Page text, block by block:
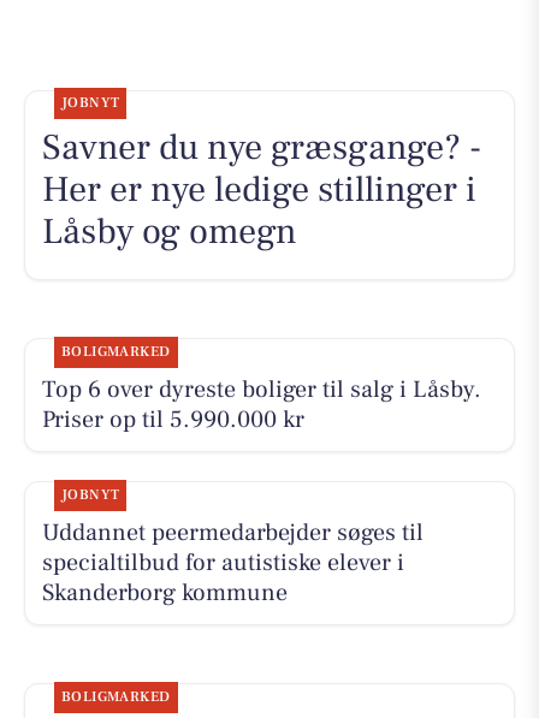
JOBNYT
Savner du nye græsgange? -
Her er nye ledige stillinger i
Låsby og omegn
BOLIGMARKED
Top 6 over dyreste boliger til salg i Låsby.
Priser op til 5.990.000 kr
JOBNYT
Uddannet peermedarbejder søges til
specialtilbud for autistiske elever i
Skanderborg kommune
BOLIGMARKED